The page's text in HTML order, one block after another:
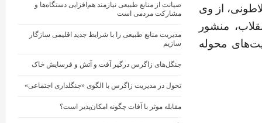
از وی
منشور
محوله
صیانت از منابع طبیعی نیازمند هم‌افزایی دستگاه‌ها و
مشارکت مردمی است
مدیریت منابع طبیعی را با شرایط جدید اقلیمی سازگار
سازیم
جنگل‌های زاگرس درگیر آفت و آتش و فرسایش خاک
تحول در مدیریت زاگرس با الگوی «جنگلداری اجتماعی»
مقابله موثر با آفات چگونه امکان‌پذیر است؟